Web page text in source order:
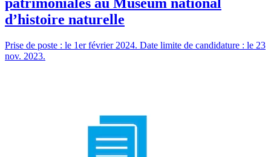
d’histoire naturelle
Prise de poste : le 1er février 2024. Date limite de candidature : le 23
nov. 2023.